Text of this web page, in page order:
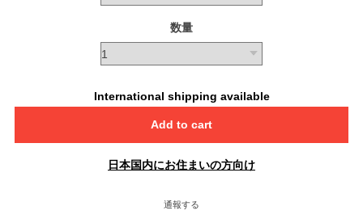
数量
International shipping available
Add to cart
日本国内にお住まいの方向け
通報する